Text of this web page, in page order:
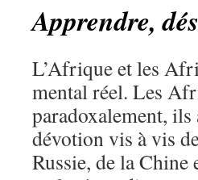
Apprendre,
L’Afrique et les
mental réel. Les
paradoxalement,
dévotion vis à vis
Russie, de la Chine